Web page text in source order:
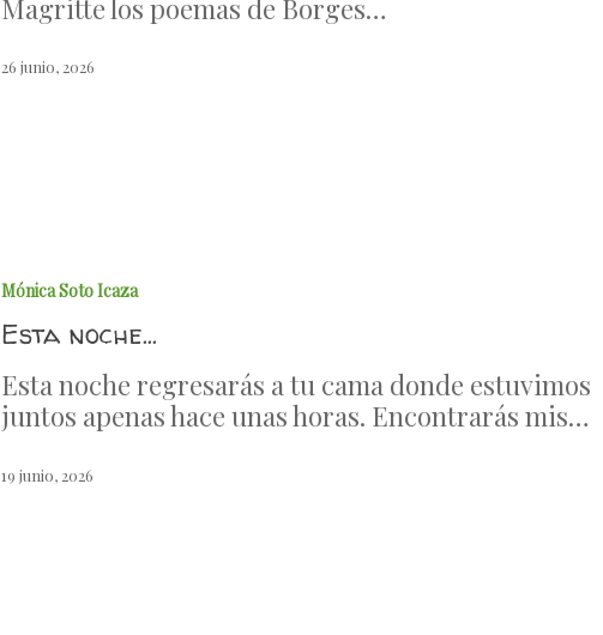
Magritte los poemas de Borges…
26 junio, 2026
Mónica Soto Icaza
Esta noche…
Esta noche regresarás a tu cama donde estuvimos
juntos apenas hace unas horas. Encontrarás mis…
19 junio, 2026